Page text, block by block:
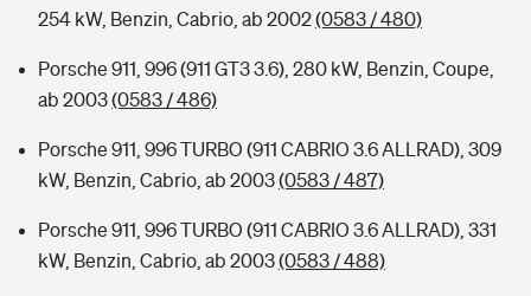
254 kW, Benzin, Cabrio, ab 2002(0583 / 480)
Porsche 911, 996 (911 GT3 3.6), 280 kW, Benzin, Coupe,
ab 2003(0583 / 486)
Porsche 911, 996 TURBO (911 CABRIO 3.6 ALLRAD), 309
kW, Benzin, Cabrio, ab 2003(0583 / 487)
Porsche 911, 996 TURBO (911 CABRIO 3.6 ALLRAD), 331
kW, Benzin, Cabrio, ab 2003(0583 / 488)